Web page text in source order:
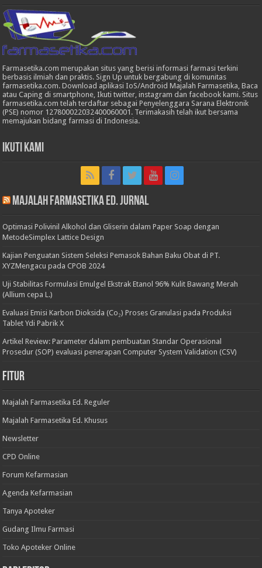
Farmasetika.com merupakan situs yang berisi informasi farmasi terkini
berbasis ilmiah dan praktis. Sign Up untuk bergabung di komunitas
farmasetika.com. Download aplikasi IoS/Android Majalah Farmasetika, Baca
atau Caping di smartphone, Ikuti twitter, instagram dan facebook kami. Situs
farmasetika.com telah terdaftar sebagai Penyelenggara Sarana Elektronik
(PSE) nomor 127800022032400060001. Terimakasih telah ikut bersama
memajukan bidang farmasi di Indonesia.
Ikuti Kami
Majalah Farmasetika Ed. Jurnal
Optimasi Polivinil Alkohol dan Gliserin dalam Paper Soap dengan
MetodeSimplex Lattice Design
Kajian Penguatan Sistem Seleksi Pemasok Bahan Baku Obat di PT.
XYZMengacu pada CPOB 2024
Uji Stabilitas Formulasi Emulgel Ekstrak Etanol 96% Kulit Bawang Merah
(Allium cepa L.)
Evaluasi Emisi Karbon Dioksida (Co₂) Proses Granulasi pada Produksi
Tablet Ydi Pabrik X
Artikel Review: Parameter dalam pembuatan Standar Operasional
Prosedur (SOP) evaluasi penerapan Computer System Validation (CSV)
Fitur
Majalah Farmasetika Ed. Reguler
Majalah Farmasetika Ed. Khusus
Newsletter
CPD Online
Forum Kefarmasian
Agenda Kefarmasian
Tanya Apoteker
Gudang Ilmu Farmasi
Toko Apoteker Online